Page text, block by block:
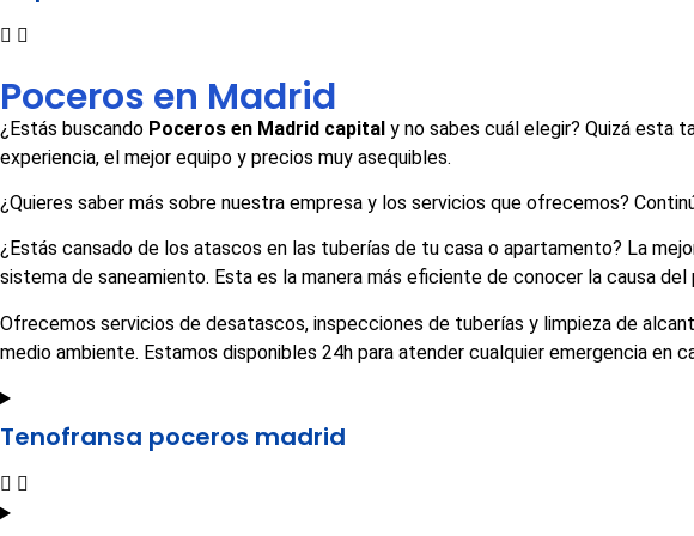
Poceros en Madrid
¿Estás buscando Poceros en Madrid capital y no sabes cuál elegir? Quizá esta
experiencia, el mejor equipo y precios muy asequibles.
¿Quieres saber más sobre nuestra empresa y los servicios que ofrecemos?
¿Estás cansado de los atascos en las tuberías de tu casa o apartamento? La
sistema de saneamiento. Esta es la manera más eficiente de conocer la causa
Ofrecemos servicios de desatascos, inspecciones de tuberías y limpieza de
medio ambiente. Estamos disponibles 24h para atender cualquier emergencia en
Tenofransa poceros madrid